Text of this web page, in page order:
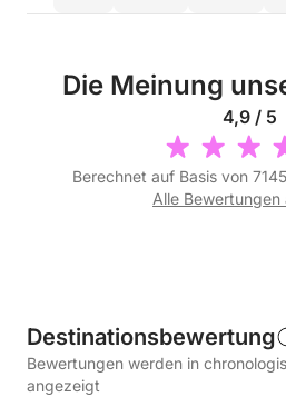
Die Meinung
4,9 / 5
Berechnet auf Basis von
Alle Bewertungen
Destinationsbewertung
Bewertungen werden in
angezeigt